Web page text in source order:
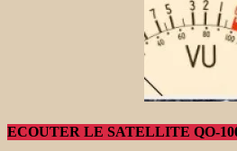
ECOUTER LE SATELLITE QO-